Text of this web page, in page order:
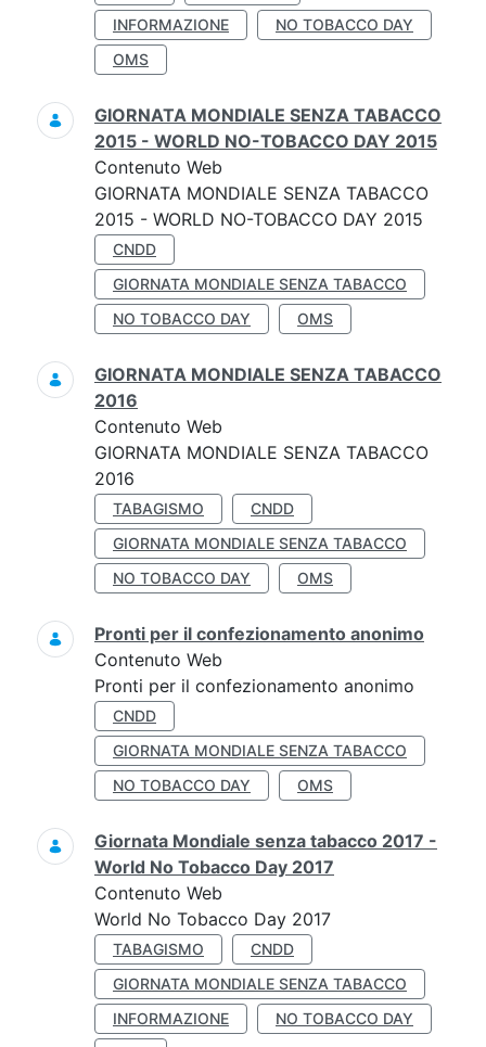
INFORMAZIONE
NO TOBACCO DAY
OMS
GIORNATA MONDIALE SENZA TABACCO
2015 - WORLD NO-TOBACCO DAY 2015
Contenuto Web
GIORNATA MONDIALE SENZA TABACCO
2015 - WORLD NO-TOBACCO DAY 2015
CNDD
GIORNATA MONDIALE SENZA TABACCO
NO TOBACCO DAY
OMS
GIORNATA MONDIALE SENZA TABACCO
2016
Contenuto Web
GIORNATA MONDIALE SENZA TABACCO
2016
TABAGISMO
CNDD
GIORNATA MONDIALE SENZA TABACCO
NO TOBACCO DAY
OMS
Pronti per il confezionamento anonimo
Contenuto Web
Pronti per il confezionamento anonimo
CNDD
GIORNATA MONDIALE SENZA TABACCO
NO TOBACCO DAY
OMS
Giornata Mondiale senza tabacco 2017 -
World No Tobacco Day 2017
Contenuto Web
World No Tobacco Day 2017
TABAGISMO
CNDD
GIORNATA MONDIALE SENZA TABACCO
INFORMAZIONE
NO TOBACCO DAY